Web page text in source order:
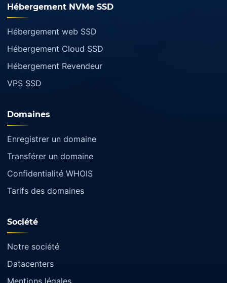
Hébergement NVMe SSD
Hébergement web SSD
Hébergement Cloud SSD
Hébergement Revendeur
VPS SSD
Domaines
Enregistrer un domaine
Transférer un domaine
Confidentialité WHOIS
Tarifs des domaines
Société
Notre société
Datacenters